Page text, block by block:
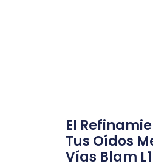
El
Tus Oídos
Vías Blam